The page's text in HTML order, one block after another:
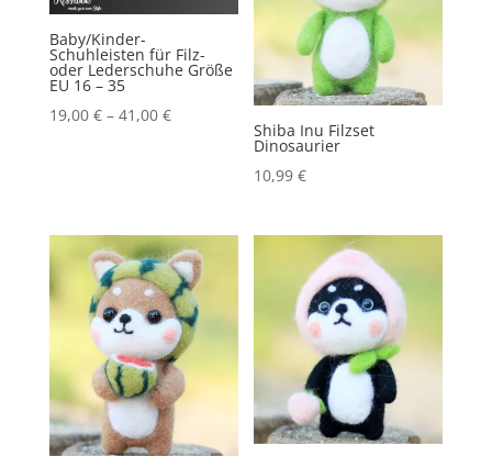
Baby/Kinder-
Schuhleisten für Filz-
oder Lederschuhe Größe
EU 16 – 35
19,00 €– 41,00 €
Shiba Inu Filzset
Dinosaurier
10,99€